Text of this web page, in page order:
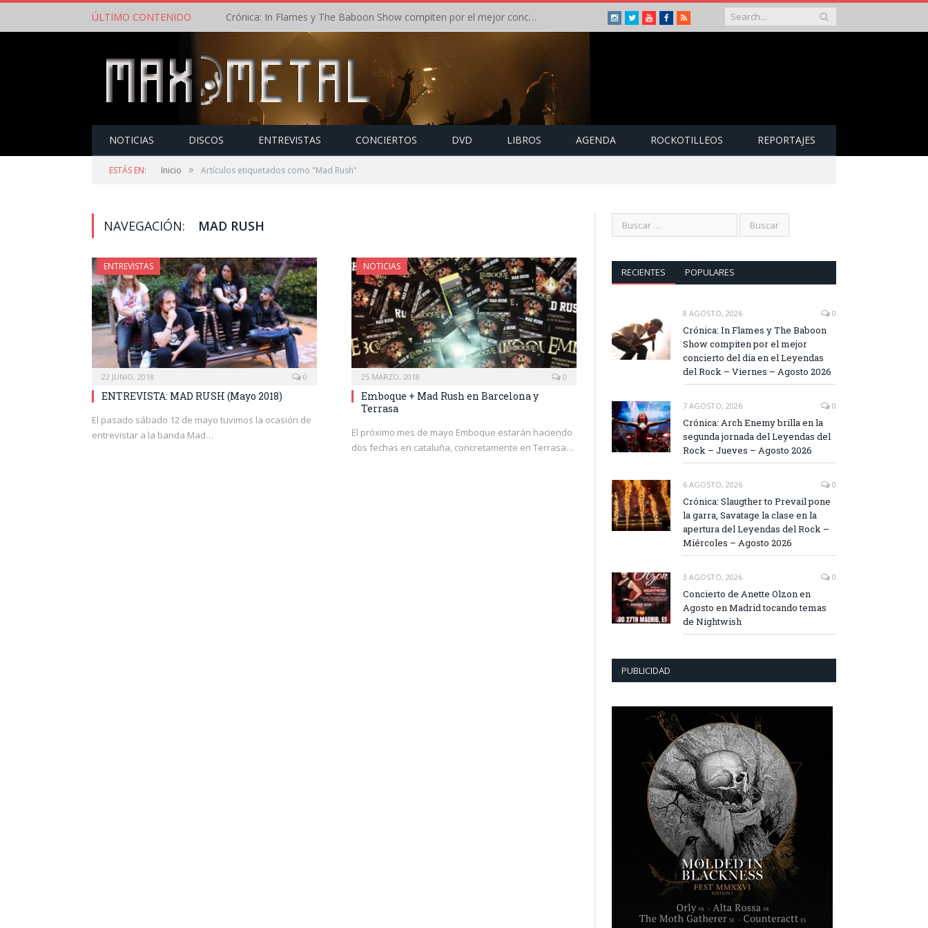
ÚLTIMO CONTENIDO Crónica: In Flames y The Baboon Show compiten por el mejor concierto del día en el Leyendas del Rock – Viernes – Agosto 2026 Instagram
TwitterYoutubeFacebook
RSS
NOTICIAS DISCOS ENTREVISTAS CONCIERTOS DVD LIBROS AGENDA ROCKOTILLEOS REPORTAJES
ESTÁS EN: Inicio » Artículos etiquetados como "Mad Rush"
NAVEGACIÓN: MAD RUSH
ENTREVISTAS
22 JUNIO, 2018 0
ENTREVISTA: MAD RUSH (Mayo 2018)
El pasado sábado 12 de mayo tuvimos la ocasión de
entrevistar a la banda Mad…
NOTICIAS
25 MARZO, 2018 0
Emboque + Mad Rush en Barcelona y
Terrasa
El próximo mes de mayo Emboque estarán haciendo
dos fechas en cataluña, concretamente en Terrasa…
RECIENTES POPULARES
8 AGOSTO, 2026 0
Crónica: In Flames y The Baboon
Show compiten por el mejor
concierto del día en el Leyendas
del Rock – Viernes – Agosto 2026
7 AGOSTO, 2026 0
Crónica: Arch Enemy brilla en la
segunda jornada del Leyendas del
Rock – Jueves – Agosto 2026
6 AGOSTO, 2026 0
Crónica: Slaugther to Prevail pone
la garra, Savatage la clase en la
apertura del Leyendas del Rock –
Miércoles – Agosto 2026
3 AGOSTO, 2026 0
Concierto de Anette Olzon en
Agosto en Madrid tocando temas
de Nightwish
PUBLICIDAD